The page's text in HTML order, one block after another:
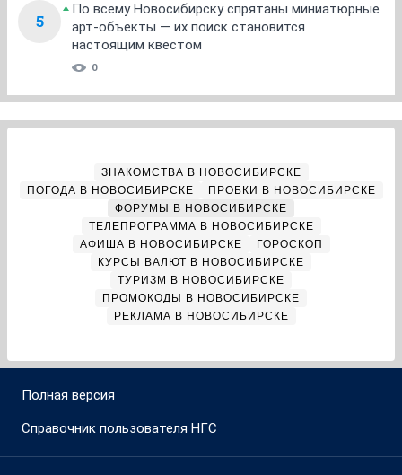
5
По всему Новосибирску спрятаны миниатюрные
арт-объекты — их поиск становится
настоящим квестом
0
ЗНАКОМСТВА В НОВОСИБИРСКЕ
ПОГОДА В НОВОСИБИРСКЕ
ПРОБКИ В НОВОСИБИРСКЕ
ФОРУМЫ В НОВОСИБИРСКЕ
ТЕЛЕПРОГРАММА В НОВОСИБИРСКЕ
АФИША В НОВОСИБИРСКЕ
ГОРОСКОП
КУРСЫ ВАЛЮТ В НОВОСИБИРСКЕ
ТУРИЗМ В НОВОСИБИРСКЕ
ПРОМОКОДЫ В НОВОСИБИРСКЕ
РЕКЛАМА В НОВОСИБИРСКЕ
Полная версия
Справочник пользователя НГС